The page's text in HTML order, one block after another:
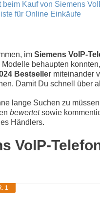
beim Kauf von Siemens
für Online Einkäufe
im Siemens VoIP-
behaupten
Bestseller miteinander
Damit Du schnell über
lange Suchen zu
bewertetsowie
Händlers.
VoIP-
1